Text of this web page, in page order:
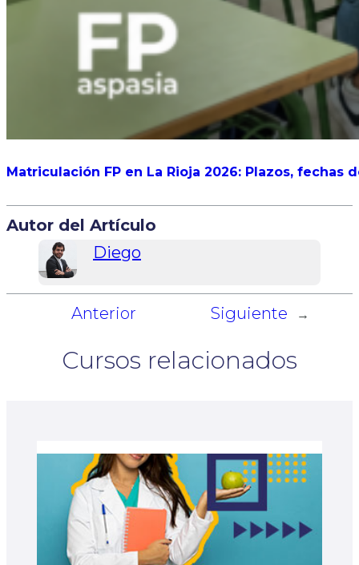
Matriculación FP en La Rioja 2026: Plazos,
Autor del Artículo
Diego
Anterior Siguiente →
Cursos relacionados